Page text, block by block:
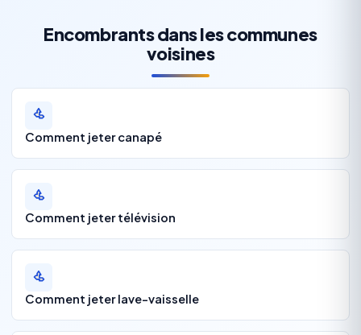
Encombrants dans les communes
voisines
Comment jeter canapé
Comment jeter télévision
Comment jeter lave-vaisselle